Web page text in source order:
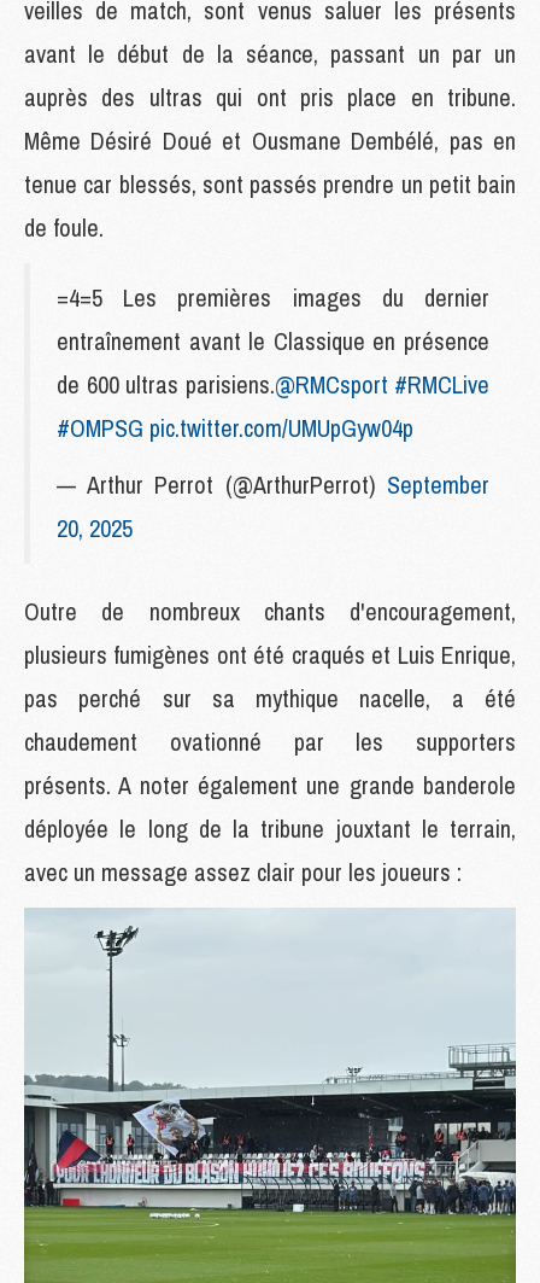
veilles de match, sont venus saluer les présents
avant le début de la séance, passant un par un
auprès des ultras qui ont pris place en tribune.
Même Désiré Doué et Ousmane Dembélé, pas en
tenue car blessés, sont passés prendre un petit bain
de foule.
=4=5 Les premières images du dernier
entraînement avant le Classique en présence
de 600 ultras parisiens.@RMCsport #RMCLive
#OMPSG pic.twitter.com/UMUpGyw04p
— Arthur Perrot (@ArthurPerrot) September
20, 2025
Outre de nombreux chants d'encouragement,
plusieurs fumigènes ont été craqués et Luis Enrique,
pas perché sur sa mythique nacelle, a été
chaudement ovationné par les supporters
présents. A noter également une grande banderole
déployée le long de la tribune jouxtant le terrain,
avec un message assez clair pour les joueurs :